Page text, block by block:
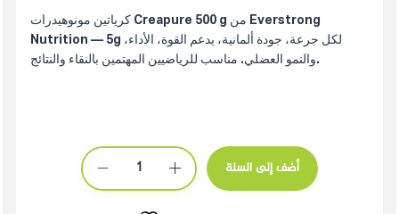
كرياتين مونوهيدرات Creapure 500 g من Everstrong
Nutrition — 5g لكل جرعة، جودة ألمانية، يدعم القوة، الأداء،
والنمو العضلي. مناسب للرياضيين المهتمين بالنقاء والنتائج.
أضف إلى السلة